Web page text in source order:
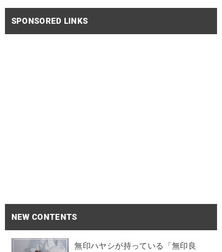
SPONSORED LINKS
NEW CONTENTS
無印ハヤシが持っている「無印良